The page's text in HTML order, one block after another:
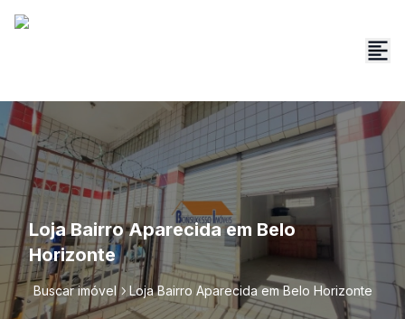
Loja Bairro Aparecida em Belo
Horizonte
Buscar imóvel Loja Bairro Aparecida em Belo Horizonte